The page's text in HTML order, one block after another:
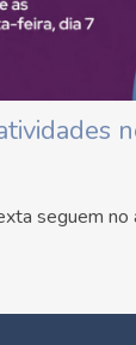
seguem no